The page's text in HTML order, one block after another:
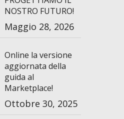
NOSTRO FUTURO!
Maggio 28, 2026
Online la versione
aggiornata della
guida al
Marketplace!
Ottobre 30, 2025